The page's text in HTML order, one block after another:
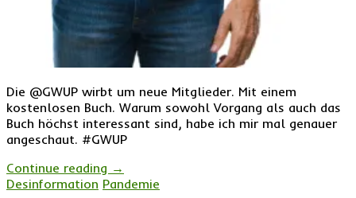
Die @GWUP wirbt um neue Mitglieder. Mit einem
kostenlosen Buch. Warum sowohl Vorgang als auch das
Buch höchst interessant sind, habe ich mir mal genauer
angeschaut. #GWUP
Continue reading →
Desinformation Pandemie